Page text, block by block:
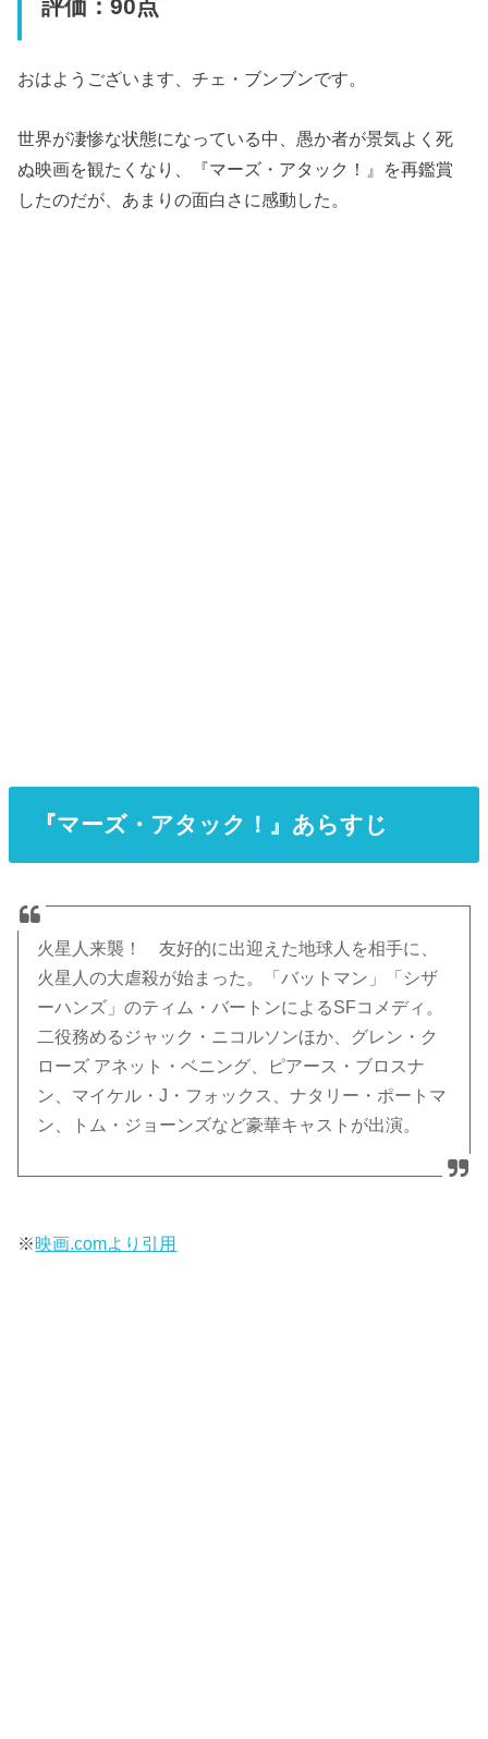
評価：90点
おはようございます、チェ・ブンブンです。
世界が凄惨な状態になっている中、愚か者が景気よく死
ぬ映画を観たくなり、『マーズ・アタック！』を再鑑賞
したのだが、あまりの面白さに感動した。
『マーズ・アタック！』あらすじ
火星人来襲！ 友好的に出迎えた地球人を相手に、
火星人の大虐殺が始まった。「バットマン」「シザ
ーハンズ」のティム・バートンによるSFコメディ。
二役務めるジャック・ニコルソンほか、グレン・ク
ローズ アネット・ベニング、ピアース・ブロスナ
ン、マイケル・J・フォックス、ナタリー・ポートマ
ン、トム・ジョーンズなど豪華キャストが出演。
※映画.comより引用